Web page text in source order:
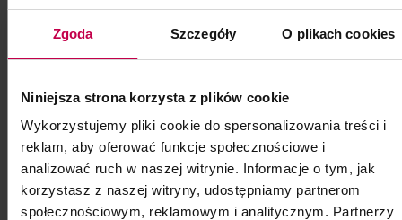
Zgoda Szczegóły O plikach cookies
Niniejsza strona korzysta z plików cookie
Wykorzystujemy pliki cookie do spersonalizowania treści i
reklam, aby oferować funkcje społecznościowe i
analizować ruch w naszej witrynie. Informacje o tym, jak
korzystasz z naszej witryny, udostępniamy partnerom
społecznościowym, reklamowym i analitycznym. Partnerzy
Bioevolution Qline PRO Red Stop - 5
ml
Kod: 6237
Poj: ml
129, -109, - zł